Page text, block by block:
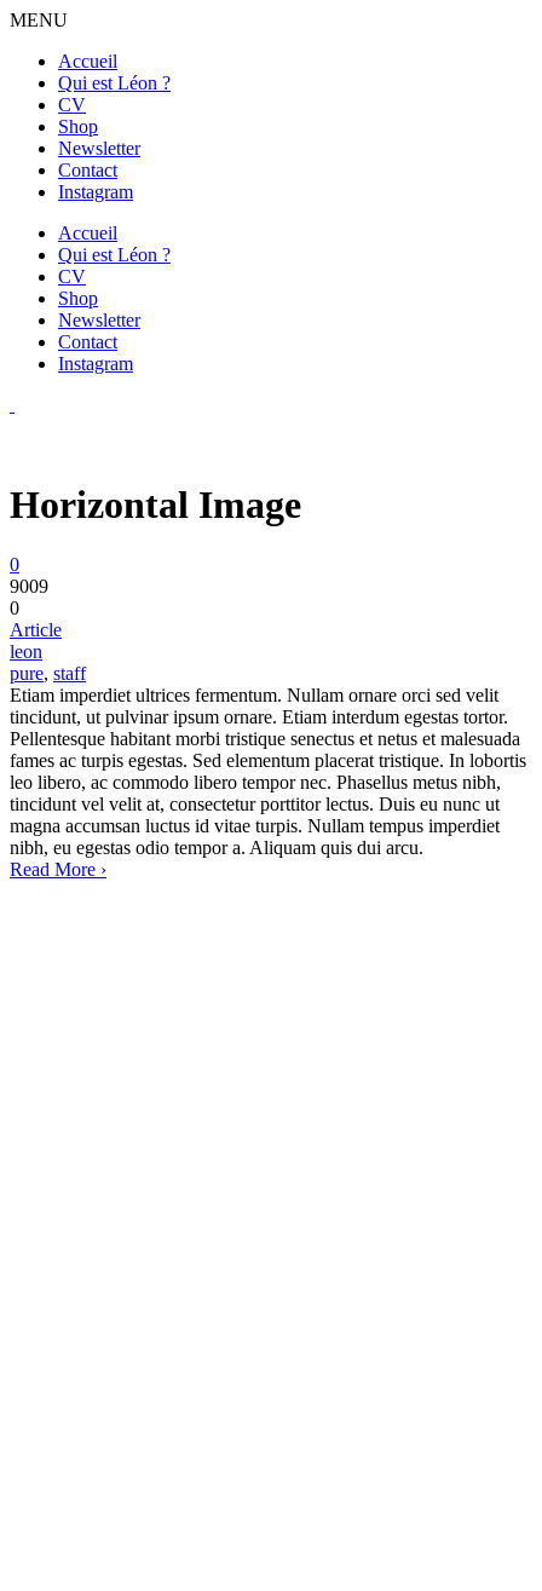
MENU
Accueil
Qui est Léon ?
CV
Shop
Newsletter
Contact
Instagram
Accueil
Qui est Léon ?
CV
Shop
Newsletter
Contact
Instagram
Horizontal Image
0
9009
0
Article
leon
pure, staff
Etiam imperdiet ultrices fermentum. Nullam ornare orci sed velit
tincidunt, ut pulvinar ipsum ornare. Etiam interdum egestas tortor.
Pellentesque habitant morbi tristique senectus et netus et malesuada
fames ac turpis egestas. Sed elementum placerat tristique. In lobortis
leo libero, ac commodo libero tempor nec. Phasellus metus nibh,
tincidunt vel velit at, consectetur porttitor lectus. Duis eu nunc ut
magna accumsan luctus id vitae turpis. Nullam tempus imperdiet
nibh, eu egestas odio tempor a. Aliquam quis dui arcu.
Read More ›